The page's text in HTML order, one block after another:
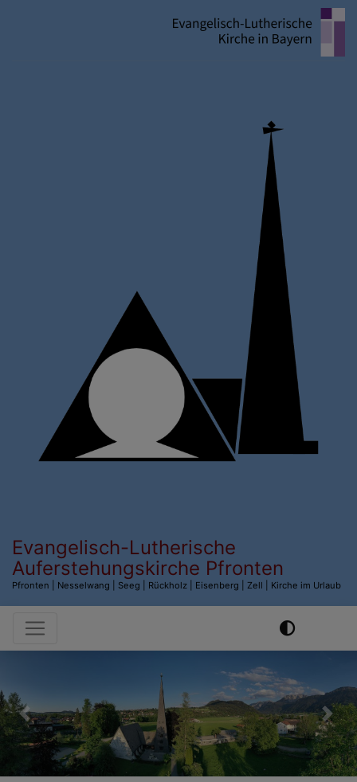
Evangelisch-Lutherische
Auferstehungskirche Pfronten
Pfronten | Nesselwang | Seeg | Rückholz | Eisenberg | Zell | Kirche im Urlaub
Hauptnavigation
Previous Next